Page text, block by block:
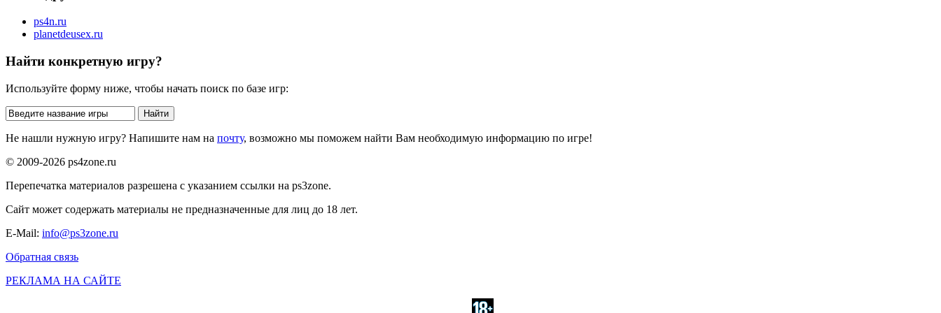
ps4n.ru
planetdeusex.ru
Найти конкретную игру?
Используйте форму ниже, чтобы начать поиск по базе игр:
Не нашли нужную игру? Напишите нам на почту, возможно мы поможем найти Вам необходимую информацию по игре!
© 2009-2026 ps4zone.ru
Перепечатка материалов разрешена с указанием ссылки на ps3zone.
Сайт может содержать материалы не предназначенные для лиц до 18 лет.
E-Mail: info@ps3zone.ru
Обратная связь
РЕКЛАМА НА САЙТЕ